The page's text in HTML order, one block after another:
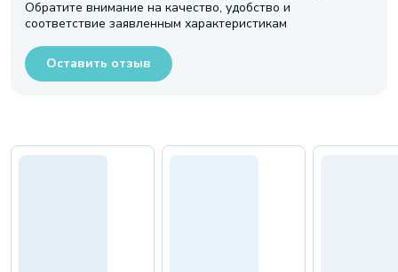
Обратите внимание на качество, удобство и
соответствие заявленным характеристикам
Оставить отзыв